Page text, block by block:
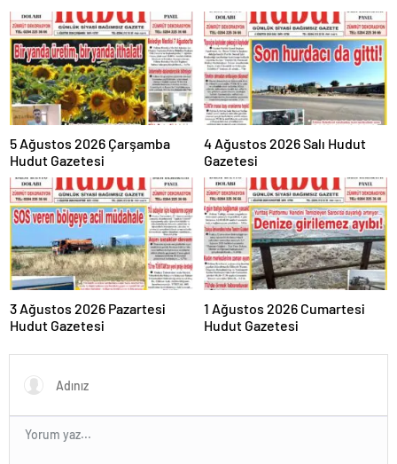
5 Ağustos 2026 Çarşamba
Hudut Gazetesi
4 Ağustos 2026 Salı Hudut
Gazetesi
3 Ağustos 2026 Pazartesi
Hudut Gazetesi
1 Ağustos 2026 Cumartesi
Hudut Gazetesi